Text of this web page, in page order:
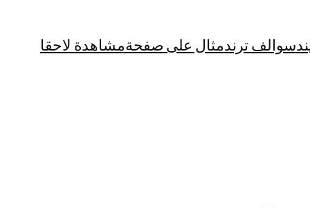
سوالف ترندمثال على صفحةمشاهدة لاحقا